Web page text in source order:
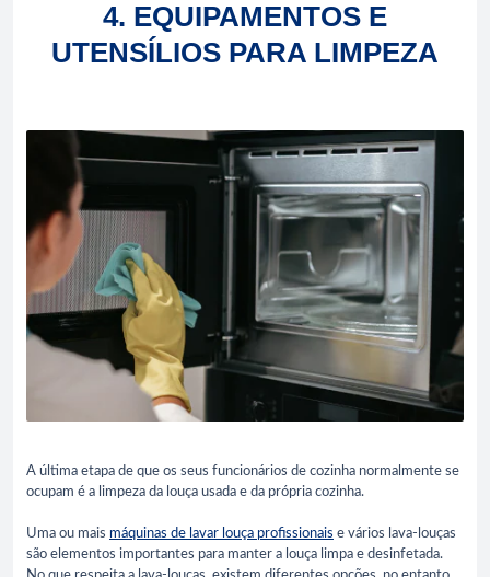
4. EQUIPAMENTOS E
UTENSÍLIOS PARA LIMPEZA
A última etapa de que os seus funcionários de cozinha normalmente se
ocupam é a limpeza da louça usada e da própria cozinha.
Uma ou mais máquinas de lavar louça profissionais e vários lava-louças
são elementos importantes para manter a louça limpa e desinfetada.